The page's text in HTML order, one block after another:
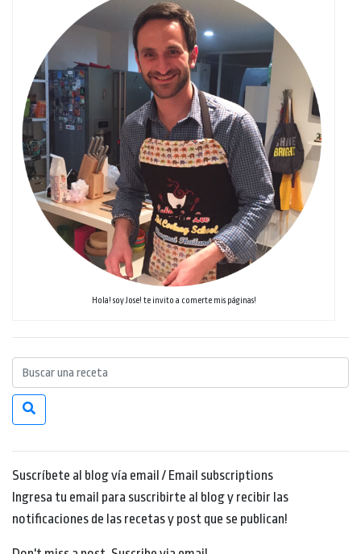
Hola! soy Jose! te invito a comerte mis páginas!
Suscríbete al blog vía email / Email subscriptions
Ingresa tu email para suscribirte al blog y recibir las
notificaciones de las recetas y post que se publican!